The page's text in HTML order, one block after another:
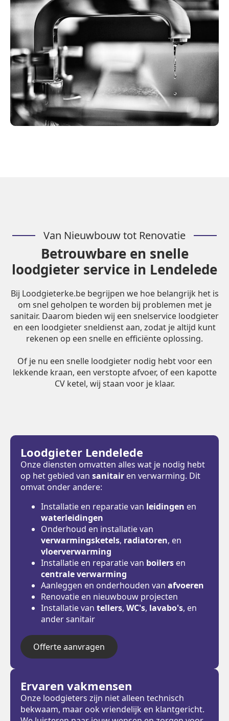
Van Nieuwbouw tot Renovatie
Betrouwbare en snelle
loodgieter service in Lendelede
Bij Loodgieterke.be begrijpen we hoe belangrijk het is
om snel geholpen te worden bij problemen met je
sanitair. Daarom bieden wij een snelservice loodgieter
en een loodgieter sneldienst aan, zodat je altijd kunt
rekenen op een snelle en efficiënte oplossing.
Of je nu een snelle loodgieter nodig hebt voor een
lekkende kraan, een verstopte afvoer, of een kapotte
CV ketel, wij staan voor je klaar.
Loodgieter Lendelede
Onze diensten omvatten alles wat je nodig hebt
op het gebied van sanitair en verwarming. Dit
omvat onder andere:
Installatie en reparatie van leidingen en
waterleidingen
Onderhoud en installatie van
verwarmingsketels, radiatoren, en
vloerverwarming
Installatie en reparatie van boilers en
centrale verwarming
Aanleggen en onderhouden van afvoeren
Renovatie en nieuwbouw projecten
Installatie van tellers, WC's, lavabo's, en
ander sanitair
Offerte aanvragen
Ervaren vakmensen
Onze loodgieters zijn niet alleen technisch
bekwaam, maar ook vriendelijk en klantgericht.